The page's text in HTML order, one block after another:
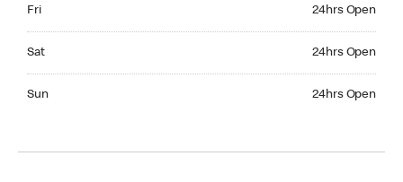
Fri 24hrs Open
Sat 24hrs Open
Sun 24hrs Open